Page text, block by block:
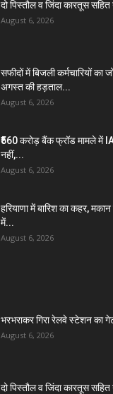
दो पिस्तौल व जिंदा कारतूस
August 6, 2026
सफीदों में बिजली कर्मचारियों का
अगस्त की हड़ताल...
August 6, 2026
₹560 करोड़ बैंक फ्रॉड मामले में
नहीं,...
August 6, 2026
हरियाणा में बारिश का कहर,
में...
August 6, 2026
भरभराकर गिरा रेलवे स्टेशन का
August 6, 2026
दो पिस्तौल व जिंदा कारतूस